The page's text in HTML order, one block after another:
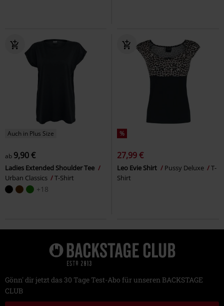
Auch in Plus Size
ab 9,90 €
Ladies Extended Shoulder Tee
Urban Classics
T-Shirt
+18
%
27,99 €
Leo Evie Shirt Pussy Deluxe
T-
Shirt
Gönn' dir jetzt das 30 Tage Test-Abo für unseren BACKSTAGE
CLUB